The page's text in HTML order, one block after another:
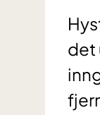
det